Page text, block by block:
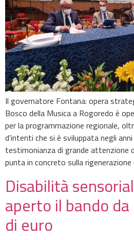
Il governatore Fontana: opera
Bosco della Musica a Rogoredo è
per la programmazione regionale,
d’intenti che si è sviluppata negli
testimonianza di grande attenzione
punta in concreto sulla
Disabilità
aperto il bando
di euro